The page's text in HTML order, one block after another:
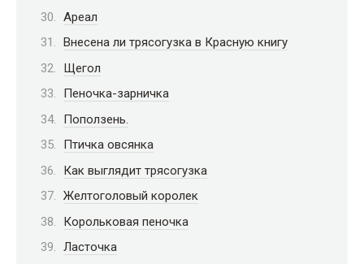
Ареал
Внесена ли трясогузка в Красную книгу
Щегол
Пеночка-зарничка
Поползень.
Птичка овсянка
Как выглядит трясогузка
Желтоголовый королек
Корольковая пеночка
Ласточка